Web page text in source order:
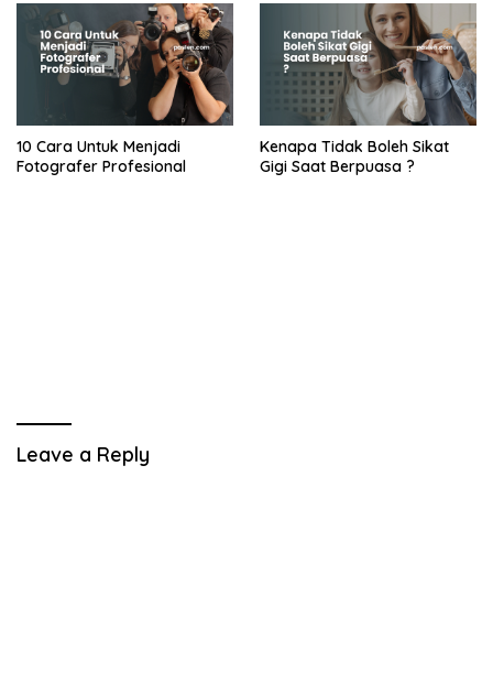
10 Cara Untuk Menjadi
Fotografer Profesional
Kenapa Tidak Boleh Sikat
Gigi Saat Berpuasa ?
Leave a Reply